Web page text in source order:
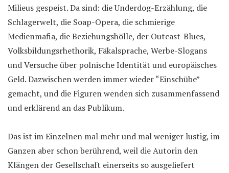
Milieus gespeist. Da sind: die Underdog-Erzählung, die
Schlagerwelt, die Soap-Opera, die schmierige
Medienmafia, die Beziehungshölle, der Outcast-Blues,
Volksbildungsrhethorik, Fäkalsprache, Werbe-Slogans
und Versuche über polnische Identität und europäisches
Geld. Dazwischen werden immer wieder “Einschübe”
gemacht, und die Figuren wenden sich zusammenfassend
und erklärend an das Publikum.
Das ist im Einzelnen mal mehr und mal weniger lustig, im
Ganzen aber schon berührend, weil die Autorin den
Klängen der Gesellschaft einerseits so ausgeliefert